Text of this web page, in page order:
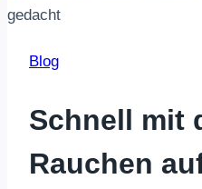
Blog
Schnell mit
Rauchen